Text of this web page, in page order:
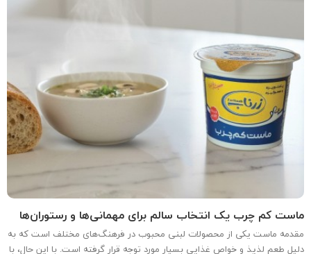
ماست کم چرب یک انتخاب سالم برای مهمانی‌ها و رستوران‌ها
مقدمه ماست یکی از محصولات لبنی محبوب در فرهنگ‌های مختلف است که به
دلیل طعم لذیذ و خواص غذایی بسیار مورد توجه قرار گرفته است. با این حال، با